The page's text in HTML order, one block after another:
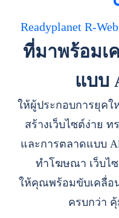
Readyplanet R-
ที่มาพร้อมเ
แบบ
ให้ผู้ประกอบการยุคใ
สร้างเว็บไซต์ง่าย ท
และการตลาดแบบ
ทำโฆษณา เว็บไ
ให้คุณพร้อมขับเคลื่อ
ครบกว่า